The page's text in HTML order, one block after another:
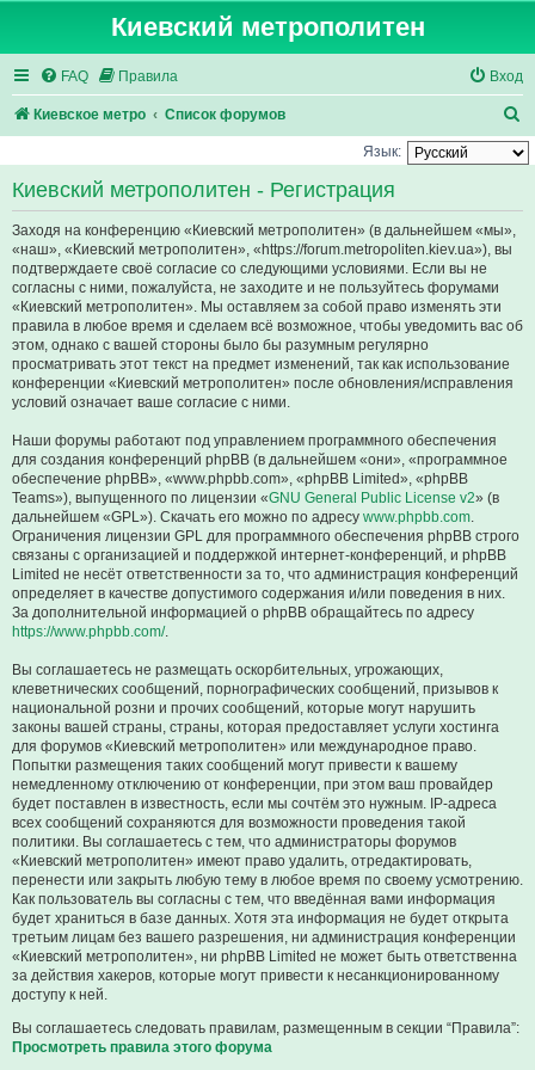
Киевский метрополитен
FAQ Правила Вход
Киевское метро Список форумов
о
с
Язык:
Киевский метрополитен - Регистрация
Заходя на конференцию «Киевский метрополитен» (в дальнейшем «мы»,
«наш», «Киевский метрополитен», «https://forum.metropoliten.kiev.ua»), вы
подтверждаете своё согласие со следующими условиями. Если вы не
согласны с ними, пожалуйста, не заходите и не пользуйтесь форумами
«Киевский метрополитен». Мы оставляем за собой право изменять эти
правила в любое время и сделаем всё возможное, чтобы уведомить вас об
этом, однако с вашей стороны было бы разумным регулярно
просматривать этот текст на предмет изменений, так как использование
конференции «Киевский метрополитен» после обновления/исправления
условий означает ваше согласие с ними.
Наши форумы работают под управлением программного обеспечения
для создания конференций phpBB (в дальнейшем «они», «программное
обеспечение phpBB», «www.phpbb.com», «phpBB Limited», «phpBB
Teams»), выпущенного по лицензии «GNU General Public License v2» (в
дальнейшем «GPL»). Скачать его можно по адресу www.phpbb.com.
Ограничения лицензии GPL для программного обеспечения phpBB строго
связаны с организацией и поддержкой интернет-конференций, и phpBB
Limited не несёт ответственности за то, что администрация конференций
определяет в качестве допустимого содержания и/или поведения в них.
За дополнительной информацией о phpBB обращайтесь по адресу
https://www.phpbb.com/.
Вы соглашаетесь не размещать оскорбительных, угрожающих,
клеветнических сообщений, порнографических сообщений, призывов к
национальной розни и прочих сообщений, которые могут нарушить
законы вашей страны, страны, которая предоставляет услуги хостинга
для форумов «Киевский метрополитен» или международное право.
Попытки размещения таких сообщений могут привести к вашему
немедленному отключению от конференции, при этом ваш провайдер
будет поставлен в известность, если мы сочтём это нужным. IP-адреса
всех сообщений сохраняются для возможности проведения такой
политики. Вы соглашаетесь с тем, что администраторы форумов
«Киевский метрополитен» имеют право удалить, отредактировать,
перенести или закрыть любую тему в любое время по своему усмотрению.
Как пользователь вы согласны с тем, что введённая вами информация
будет храниться в базе данных. Хотя эта информация не будет открыта
третьим лицам без вашего разрешения, ни администрация конференции
«Киевский метрополитен», ни phpBB Limited не может быть ответственна
за действия хакеров, которые могут привести к несанкционированному
доступу к ней.
Вы соглашаетесь следовать правилам, размещенным в секции “Правила”:
Просмотреть правила этого форума